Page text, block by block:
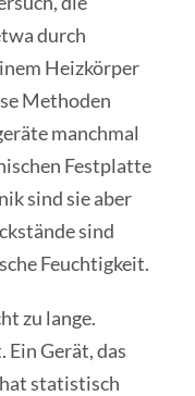
durch
Heizkörper
Methoden
manchmal
Festplatte
sind sie aber
sind
Feuchtigkeit.
zu lange.
Gerät, das
statistisch